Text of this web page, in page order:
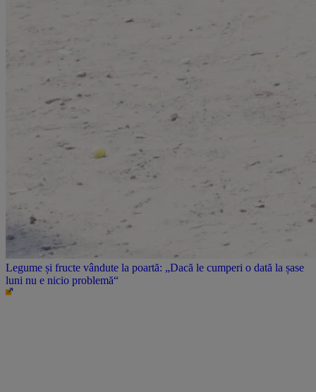
Legume și fructe vândute la poartă: „Dacă le cumperi o dată la șase
luni nu e nicio problemă“